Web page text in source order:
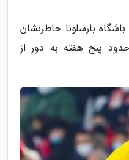
بارسلونا خاطرنشان
پنج هفته به دور از